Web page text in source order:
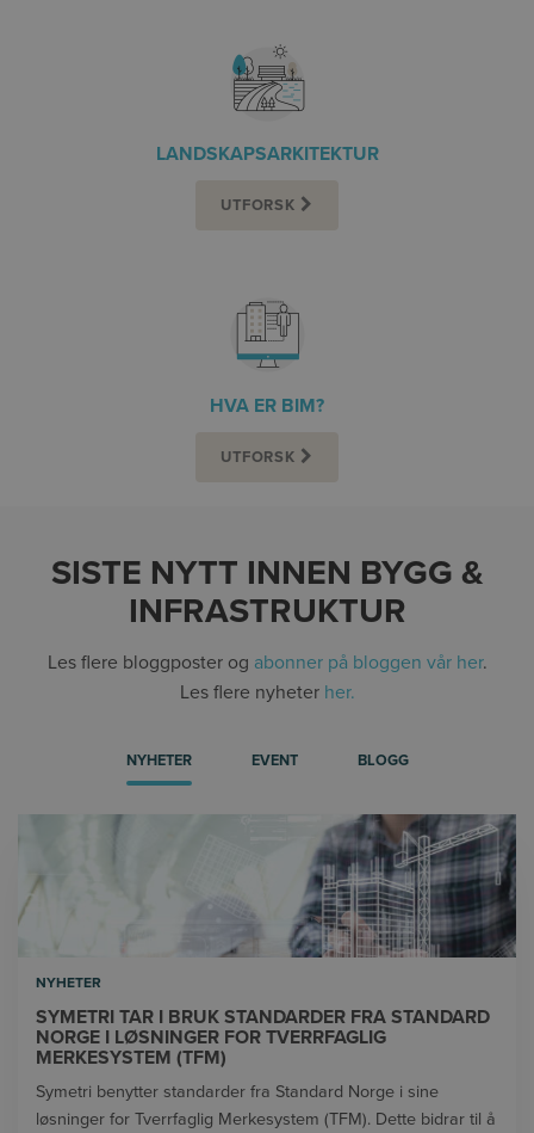
LANDSKAPSARKITEKTUR
UTFORSK
HVA ER BIM?
UTFORSK
SISTE NYTT INNEN BYGG &
INFRASTRUKTUR
Les flere bloggposter og abonner på bloggen vår her.
Les flere nyheter her.
NYHETER EVENT BLOGG
NYHETER
SYMETRI TAR I BRUK STANDARDER FRA STANDARD
NORGE I LØSNINGER FOR TVERRFAGLIG
MERKESYSTEM (TFM)
Symetri benytter standarder fra Standard Norge i sine
løsninger for Tverrfaglig Merkesystem (TFM). Dette bidrar til å